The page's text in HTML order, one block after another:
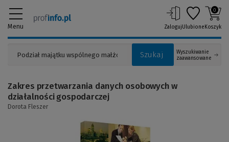
Menu
Szukaj
Wyszukiwanie
zaawansowane
ZalogujUlubione
0
Koszyk
Zakres przetwarzania danych osobowych w
działalności gospodarczej
Dorota Fleszer